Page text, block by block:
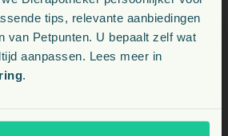
tips, relevante aanbiedingen
van Petpunten. U bepaalt zelf wat
aanpassen. Lees meer in
.
Liquid ook preventief
Kies uw land: